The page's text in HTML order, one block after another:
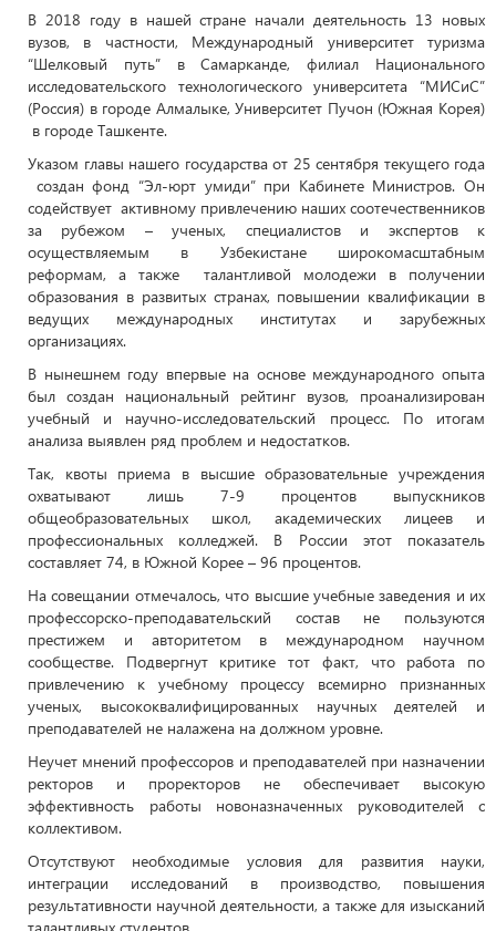
В 2018 году в нашей стране начали деятельность 13 новых
вузов, в частности, Международный университет туризма
“Шелковый путь” в Самарканде, филиал Национального
исследовательского технологического университета “МИСиС”
(Россия) в городе Алмалыке, Университет Пучон (Южная Корея)
в городе Ташкенте.
Указом главы нашего государства от 25 сентября текущего года
создан фонд “Эл-юрт умиди” при Кабинете Министров. Он
содействует активному привлечению наших соотечественников
за рубежом – ученых, специалистов и экспертов к
осуществляемым в Узбекистане широкомасштабным
реформам, а также талантливой молодежи в получении
образования в развитых странах, повышении квалификации в
ведущих международных институтах и зарубежных
организациях.
В нынешнем году впервые на основе международного опыта
был создан национальный рейтинг вузов, проанализирован
учебный и научно-исследовательский процесс. По итогам
анализа выявлен ряд проблем и недостатков.
Так, квоты приема в высшие образовательные учреждения
охватывают лишь 7-9 процентов выпускников
общеобразовательных школ, академических лицеев и
профессиональных колледжей. В России этот показатель
составляет 74, в Южной Корее – 96 процентов.
На совещании отмечалось, что высшие учебные заведения и их
профессорско-преподавательский состав не пользуются
престижем и авторитетом в международном научном
сообществе. Подвергнут критике тот факт, что работа по
привлечению к учебному процессу всемирно признанных
ученых, высококвалифицированных научных деятелей и
преподавателей не налажена на должном уровне.
Неучет мнений профессоров и преподавателей при назначении
ректоров и проректоров не обеспечивает высокую
эффективность работы новоназначенных руководителей с
коллективом.
Отсутствуют необходимые условия для развития науки,
интеграции исследований в производство, повышения
результативности научной деятельности, а также для изысканий